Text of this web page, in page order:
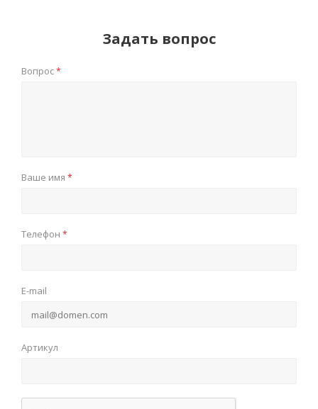
Задать вопрос
Вопрос*
Ваше имя *
Телефон *
E-mail
Артикул